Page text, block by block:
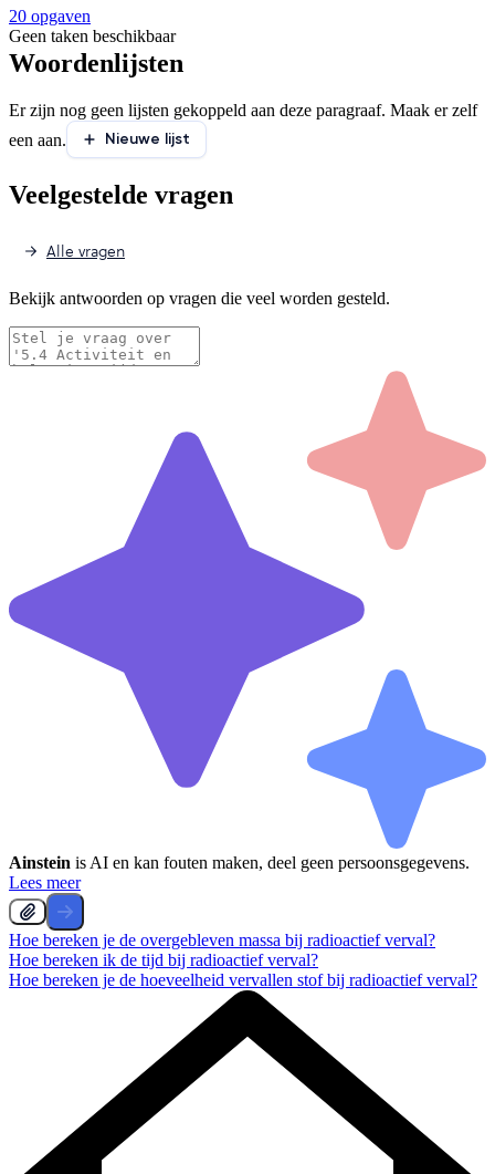
20 opgaven
Geen taken beschikbaar
Woordenlijsten
Er zijn nog geen lijsten gekoppeld aan deze paragraaf. Maak er zelf
een aan.
Nieuwe lijst
Veelgestelde vragen
Alle vragen
Bekijk antwoorden op vragen die veel worden gesteld.
Ainstein is AI en kan fouten maken, deel geen persoonsgegevens.
Lees meer
Hoe bereken je de overgebleven massa bij radioactief verval?
Hoe bereken ik de tijd bij radioactief verval?
Hoe bereken je de hoeveelheid vervallen stof bij radioactief verval?